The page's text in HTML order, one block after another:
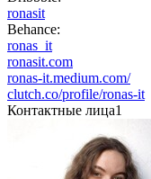
ronasit
Behance:
ronas_it
ronasit.com
ronas-it.medium.com/
clutch.co/profile/ronas-it
Контактные лица1